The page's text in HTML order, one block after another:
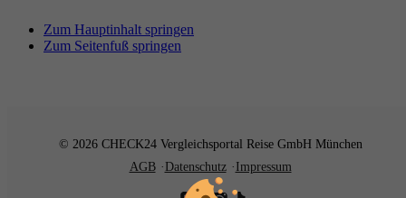
Zum Hauptinhalt springen
Zum Seitenfuß springen
© 2026 CHECK24 Vergleichsportal Reise GmbH München
AGB
Datenschutz Impressum